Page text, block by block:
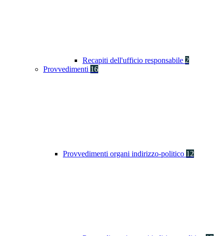
Recapiti dell'ufficio responsabile 2
Provvedimenti 16
Provvedimenti organi indirizzo-politico 12